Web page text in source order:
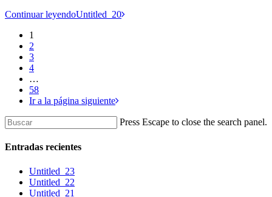
Continuar leyendoUntitled_20
1
2
3
4
…
58
Ir a la página siguiente
Press Escape to close the search panel.
Entradas recientes
Untitled_23
Untitled_22
Untitled_21